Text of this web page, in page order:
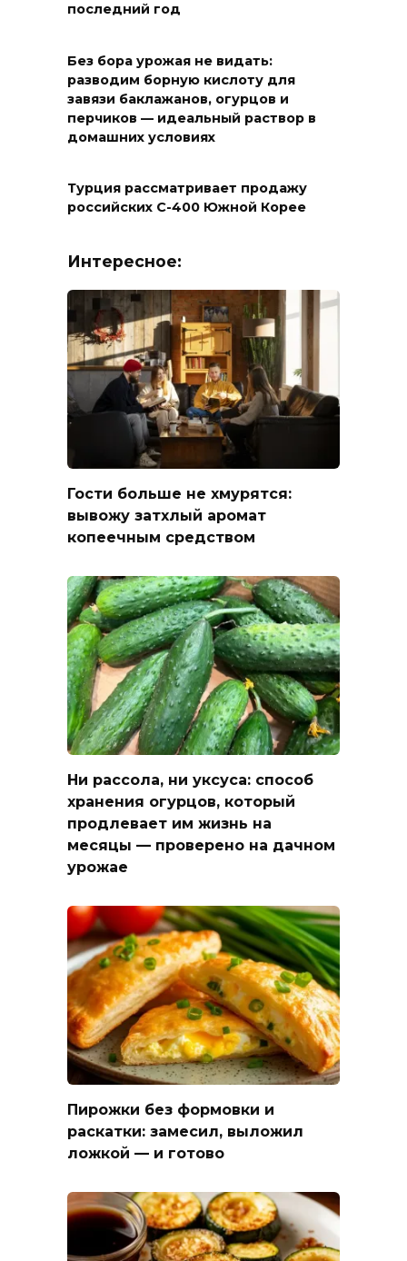
последний год
Без бора урожая не видать:
разводим борную кислоту для
завязи баклажанов, огурцов и
перчиков — идеальный раствор в
домашних условиях
Турция рассматривает продажу
российских С-400 Южной Корее
Интересное:
Гости больше не хмурятся:
вывожу затхлый аромат
копеечным средством
Ни рассола, ни уксуса: способ
хранения огурцов, который
продлевает им жизнь на
месяцы — проверено на дачном
урожае
Пирожки без формовки и
раскатки: замесил, выложил
ложкой — и готово